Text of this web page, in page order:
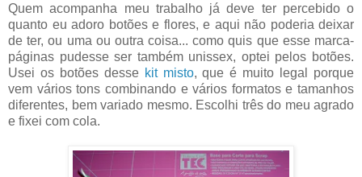
Quem acompanha meu trabalho já deve ter percebido o
quanto eu adoro botões e flores, e aqui não poderia deixar
de ter, ou uma ou outra coisa... como quis que esse marca-
páginas pudesse ser também unissex, optei pelos botões.
Usei os botões desse kit misto, que é muito legal porque
vem vários tons combinando e vários formatos e tamanhos
diferentes, bem variado mesmo. Escolhi três do meu agrado
e fixei com cola.